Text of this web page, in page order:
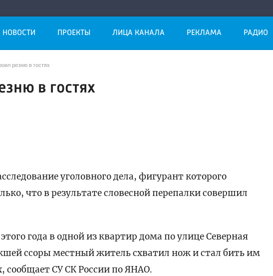
НОВОСТИ ПРОЕКТЫ ЛИЦА КАНАЛА РЕКЛАМА РАДИО
резню в гостях
в гостях
уголовного дела, фигурант которого
что в результате словесной перепалки совершил
года в одной из квартир дома по улице Северная
ссоры местный житель схватил нож и стал бить им
сообщает СУ СК России по ЯНАО.